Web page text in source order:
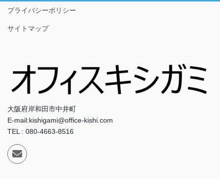
プライバシーポリシー
サイトマップ
大阪府岸和田市中井町
E-mail:kishigami@office-kishi.com
TEL : 080-4663-8516